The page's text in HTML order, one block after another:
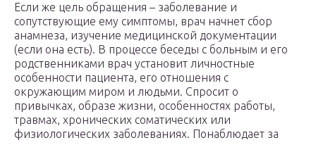
Если же цель обращения – заболевание и
сопутствующие ему симптомы, врач начнет сбор
анамнеза, изучение медицинской документации
(если она есть). В процессе беседы с больным и его
родственниками врач установит личностные
особенности пациента, его отношения с
окружающим миром и людьми. Спросит о
привычках, образе жизни, особенностях работы,
травмах, хронических соматических или
физиологических заболеваниях. Понаблюдает за